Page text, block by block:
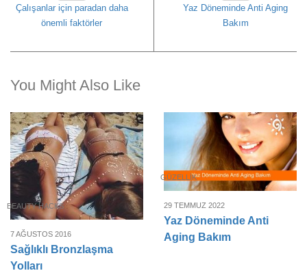
Çalışanlar için paradan daha
önemli faktörler
Yaz Döneminde Anti Aging
Bakım
You Might Also Like
BEAUTY HACKS
7 AĞUSTOS 2016
Sağlıklı Bronzlaşma
Yolları
GÜZELLIK
29 TEMMUZ 2022
Yaz Döneminde Anti
Aging Bakım